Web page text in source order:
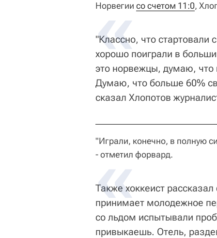
Норвегии со счетом 11:0,
"Классно, что стартовали
хорошо поиграли в
это норвежцы, думаю, что
Думаю, что больше 60%
сказал Хлопотов
"Играли, конечно, в полную
- отметил форвард.
Также хоккеист
принимает молодежное
со льдом испытывали
привыкаешь. Отель,